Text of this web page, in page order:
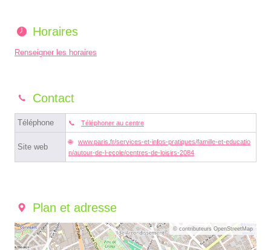
Horaires
Renseigner les horaires
Contact
Téléphone Téléphoner au centre
Site web
www.paris.fr/services-et-infos-pratiques/famille-et-educatio
n/autour-de-l-ecole/centres-de-loisirs-2084
Plan et adresse
© contributeurs OpenStreetMap